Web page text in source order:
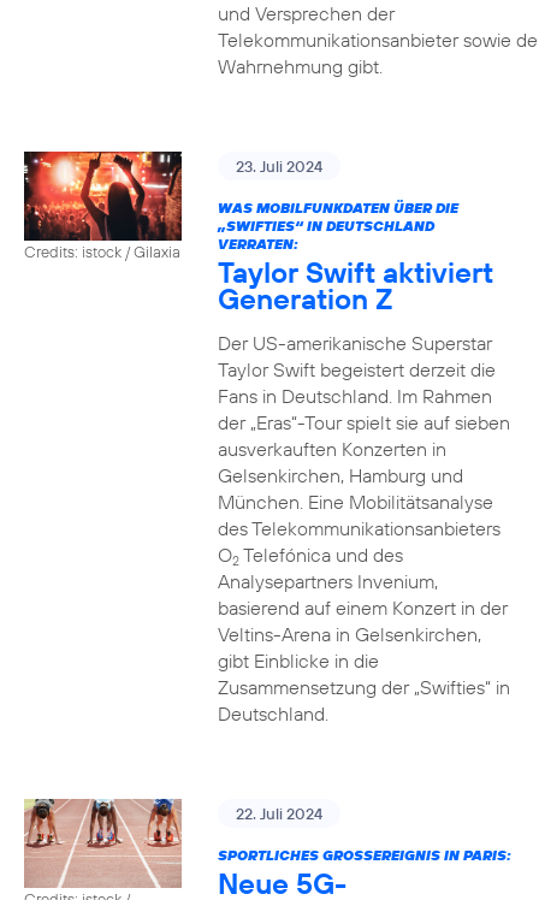
und Versprechen der
Telekommunikationsanbieter sowie
Wahrnehmung gibt.
Credits: istock / Gilaxia
23. Juli 2024
WAS MOBILFUNKDATEN ÜBER DIE
„SWIFTIES“ IN DEUTSCHLAND
VERRATEN:
Taylor Swift aktiviert
Generation Z
Der US-amerikanische Superstar
Taylor Swift begeistert derzeit die
Fans in Deutschland. Im Rahmen
der „Eras“-Tour spielt sie auf sieben
ausverkauften Konzerten in
Gelsenkirchen, Hamburg und
München. Eine Mobilitätsanalyse
des Telekommunikationsanbieters
O2Telefónica und des
Analysepartners Invenium,
basierend auf einem Konzert in der
Veltins-Arena in Gelsenkirchen,
gibt Einblicke in die
Zusammensetzung der „Swifties“ in
Deutschland.
22. Juli 2024
SPORTLICHES GROSSEREIGNIS IN PARIS:
Neue 5G-